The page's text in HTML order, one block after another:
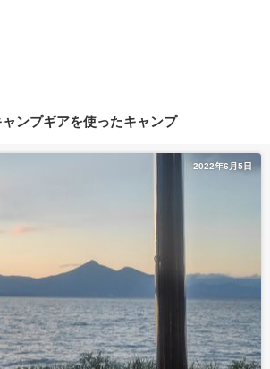
ャンプギアを使ったキャンプ
2022年6月5日